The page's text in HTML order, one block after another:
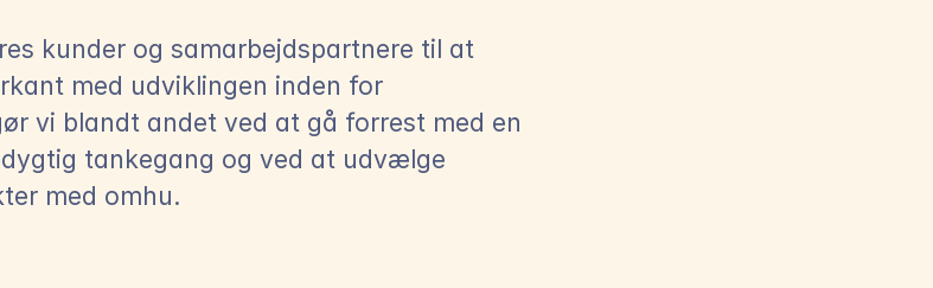
kunder og samarbejdspartnere til at
med udviklingen inden for
vi blandt andet ved at gå forrest med en
tankegang og ved at udvælge
med omhu.